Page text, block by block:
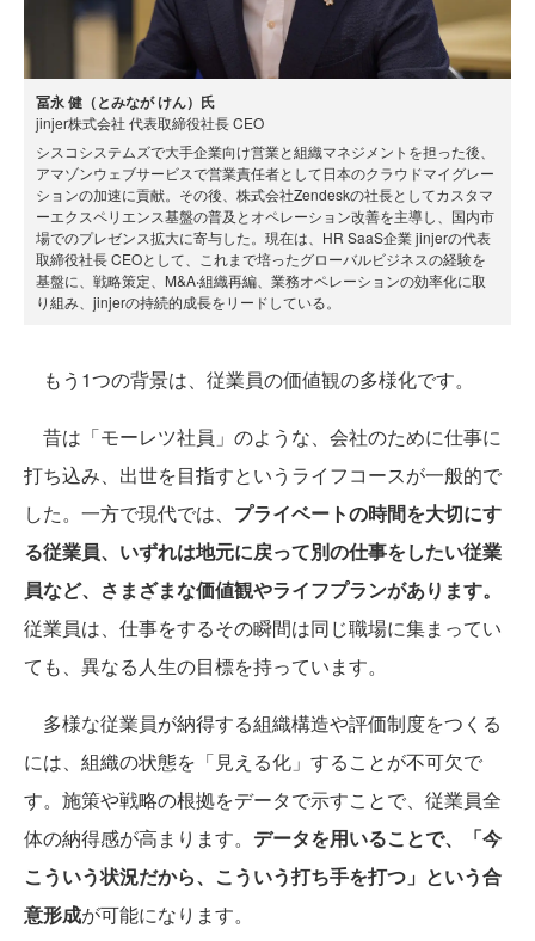
冨永 健（とみなが けん）氏
jinjer株式会社 代表取締役社長 CEO
シスコシステムズで⼤⼿企業向け営業と組織マネジメントを担った後、
アマゾンウェブサービスで営業責任者として⽇本のクラウドマイグレー
ションの加速に貢献。その後、株式会社Zendeskの社⻑としてカスタマ
ーエクスペリエンス基盤の普及とオペレーション改善を主導し、国内市
場でのプレゼンス拡⼤に寄与した。現在は、HR SaaS企業 jinjerの代表
取締役社⻑ CEOとして、これまで培ったグローバルビジネスの経験を
基盤に、戦略策定、M&A‧組織再編、業務オペレーションの効率化に取
り組み、jinjerの持続的成⻑をリードしている。
もう1つの背景は、従業員の価値観の多様化です。
昔は「モーレツ社員」のような、会社のために仕事に
打ち込み、出世を目指すというライフコースが一般的で
した。一方で現代では、 プライベートの時間を大切にす
る従業員、いずれは地元に戻って別の仕事をしたい従業
員など、さまざまな価値観やライフプランがあります。
従業員は、仕事をするその瞬間は同じ職場に集まってい
ても、異なる人生の目標を持っています。
多様な従業員が納得する組織構造や評価制度をつくる
には、組織の状態を「見える化」することが不可欠で
す。施策や戦略の根拠をデータで示すことで、従業員全
体の納得感が高まります。 データを用いることで、「今
こういう状況だから、こういう打ち手を打つ」という合
意形成が可能になります。